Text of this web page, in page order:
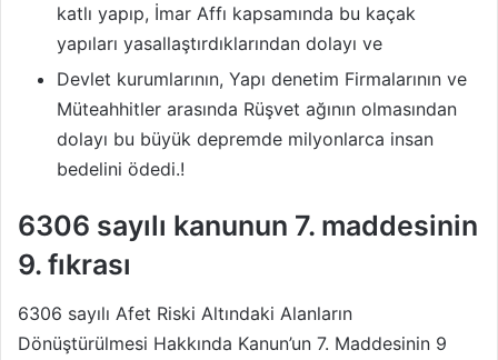
katlı yapıp, İmar Affı kapsamında bu kaçak
yapıları yasallaştırdıklarından dolayı ve
Devlet kurumlarının, Yapı denetim Firmalarının ve
Müteahhitler arasında Rüşvet ağının olmasından
dolayı bu büyük depremde milyonlarca insan
bedelini ödedi.!
6306 sayılı kanunun 7. maddesinin
9. fıkrası
6306 sayılı Afet Riski Altındaki Alanların
Dönüştürülmesi Hakkında Kanun’un 7. Maddesinin 9